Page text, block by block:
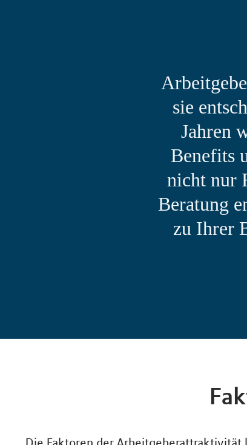
sie
Jahren
Benefits
nicht nur
Beratung
zu Ihrer